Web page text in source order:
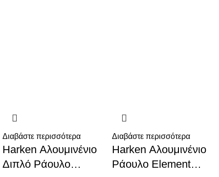
Διαβάστε περισσότερα
Harken Αλουμινένιο
Διπλό Ράουλο
Διαβάστε περισσότερα
Harken Αλουμινένιο
Ράουλο Element